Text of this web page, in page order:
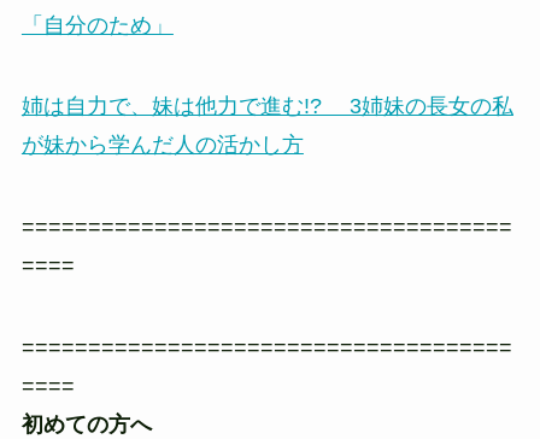
「自分のため」
姉は自力で、妹は他力で進む!? 3姉妹の長女の私
が妹から学んだ人の活かし方
=====================================
====
=====================================
====
初めての方へ